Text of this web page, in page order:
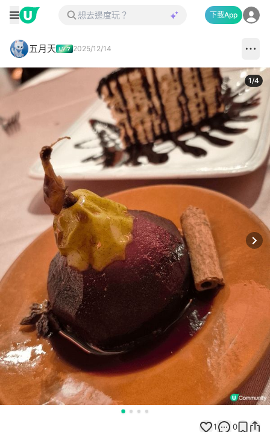
下載App
五月天 2025/12/14
1/4
1 0